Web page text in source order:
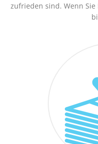
zufrieden sind. Wenn Sie